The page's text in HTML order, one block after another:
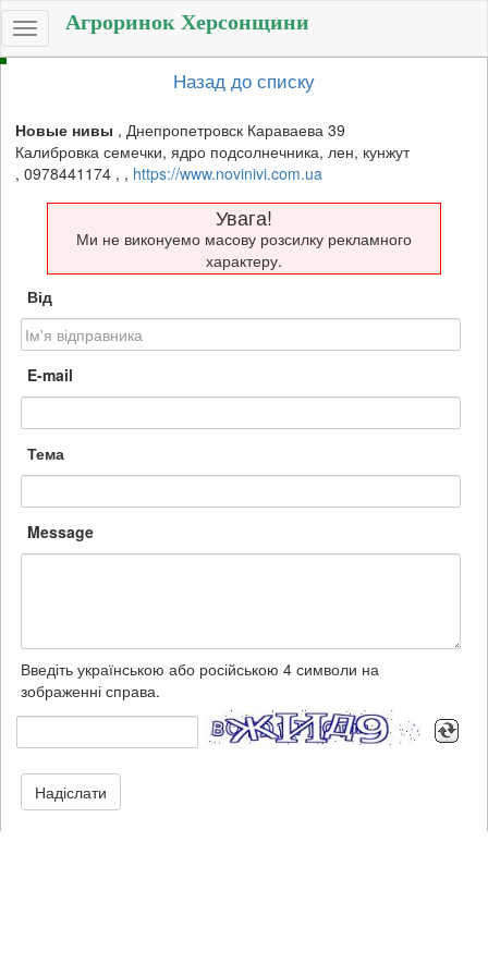
Toggle
navigation
Агроринок Херсонщини
Назад до списку
Новые нивы , Днепропетровск Караваева 39
Калибровка семечки, ядро подсолнечника, лен, кунжут
, 0978441174, , https://www.novinivi.com.ua
Увага!
Ми не виконуемо масову розсилку рекламного
характеру.
Від
E-mail
Тема
Message
Введіть українською або російською 4 символи на
зображенні справа.
Надіслати